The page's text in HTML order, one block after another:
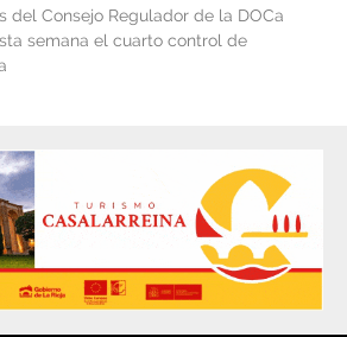
del Consejo Regulador de la DOCa
semana el cuarto control de